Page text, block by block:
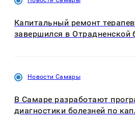
Капитальный ремонт
завершился в Отрадненской
Новости Самары
В Самаре разработают
диагностики болезней по